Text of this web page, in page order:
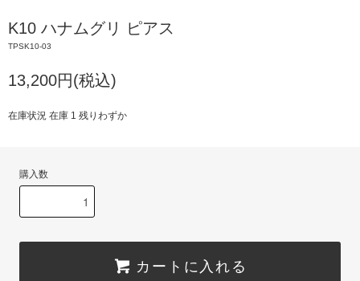
K10 ハナムグリ ピアス
TPSK10-03
13,200円(税込)
在庫状況 在庫 1 残りわずか
購入数
カートに入れる